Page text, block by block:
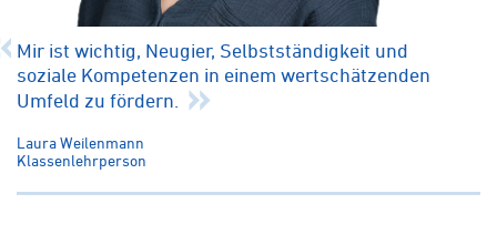
Mir ist wichtig, Neugier, Selbstständigkeit und
soziale Kompetenzen in einem wertschätzenden
Umfeld zu fördern.
Laura Weilenmann
Klassenlehrperson